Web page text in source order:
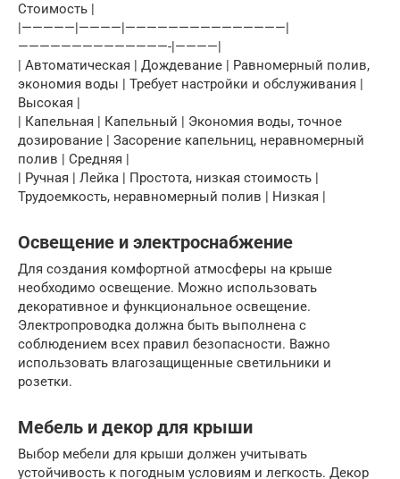
Стоимость |
|—————|————|———————————————|
——————————————-|————|
| Автоматическая | Дождевание | Равномерный полив,
экономия воды | Требует настройки и обслуживания |
Высокая |
| Капельная | Капельный | Экономия воды, точное
дозирование | Засорение капельниц, неравномерный
полив | Средняя |
| Ручная | Лейка | Простота, низкая стоимость |
Трудоемкость, неравномерный полив | Низкая |
Освещение и электроснабжение
Для создания комфортной атмосферы на крыше
необходимо освещение. Можно использовать
декоративное и функциональное освещение.
Электропроводка должна быть выполнена с
соблюдением всех правил безопасности. Важно
использовать влагозащищенные светильники и
розетки.
Мебель и декор для крыши
Выбор мебели для крыши должен учитывать
устойчивость к погодным условиям и легкость. Декор